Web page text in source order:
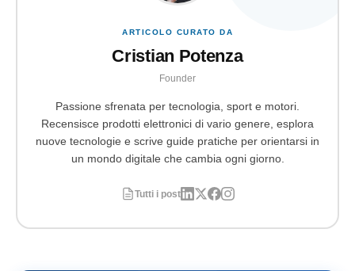
ARTICOLO CURATO DA
Cristian Potenza
Founder
Passione sfrenata per tecnologia, sport e motori.
Recensisce prodotti elettronici di vario genere, esplora
nuove tecnologie e scrive guide pratiche per orientarsi in
un mondo digitale che cambia ogni giorno.
Tutti i post